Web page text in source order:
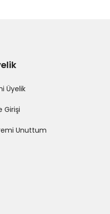
Üyelik
Girişi
Unuttum